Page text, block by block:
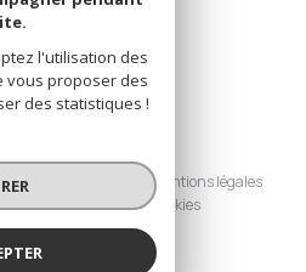
Nos partenaires
Mentions légales
Politique RGPD Cookies
l'utilisation des
vous proposer des
des statistiques !